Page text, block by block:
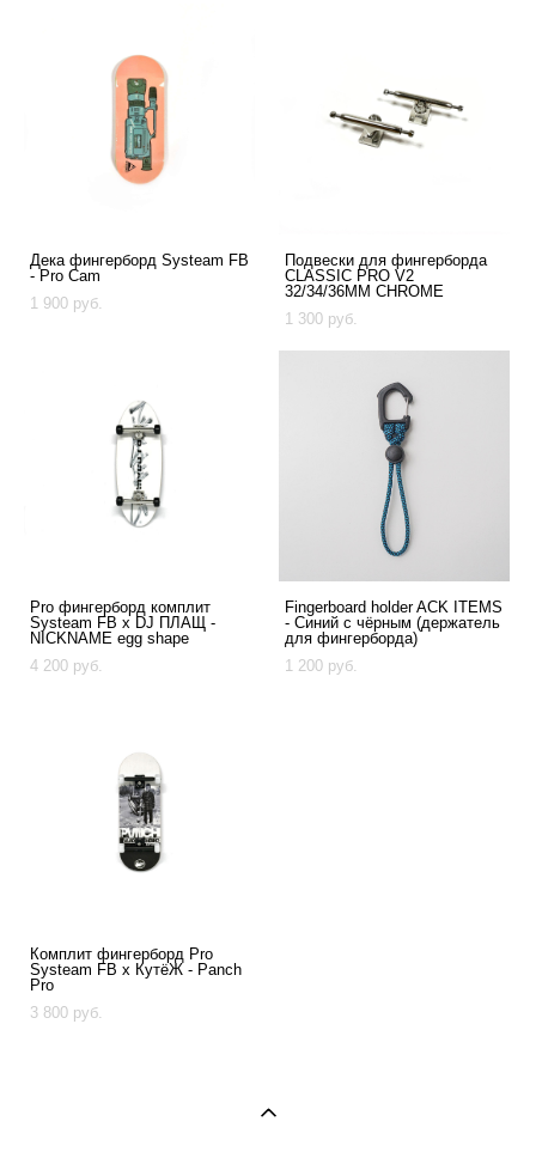
Дека фингерборд Systeam FB
- Pro Cam
1 900 pуб.
Подвески для фингерборда
CLASSIC PRO V2
32/34/36MM CHROME
1 300 pуб.
Pro фингерборд комплит
Systeam FB x DJ ПЛАЩ -
NICKNAME egg shape
4 200 pуб.
Fingerboard holder ACK ITEMS
- Синий с чёрным (держатель
для фингерборда)
1 200 pуб.
Комплит фингерборд Pro
Systeam FB x КутёЖ - Panch
Pro
3 800 pуб.